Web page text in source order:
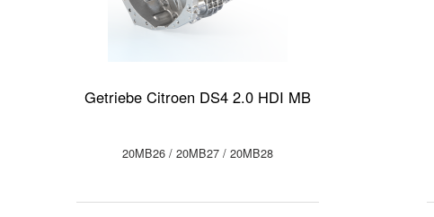
Getriebe Citroen DS4 2.0 HDI MB
20MB26 / 20MB27 / 20MB28